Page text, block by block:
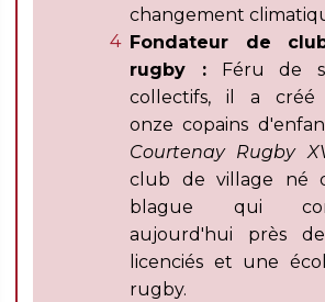
changement
Fondateur de
rugby :Féru de
collectifs, il a créé
onze copains
Courtenay Rugby
club de village né
blague qui
aujourd'hui près
licenciés et une
rugby.